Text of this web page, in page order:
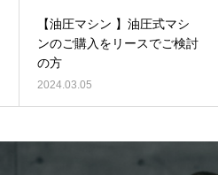
【油圧マシン 】油圧式マシ
ンのご購入をリースでご検討
の方
2024.03.05